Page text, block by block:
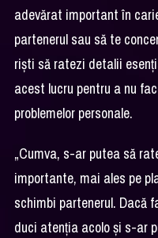
adevărat important în
partenerul sau să te
riști să ratezi detalii
acest lucru pentru a nu
problemelor personale.
„Cumva, s-ar putea să
importante, mai ales pe
schimbi partenerul. Dacă
duci atenția acolo și s-ar